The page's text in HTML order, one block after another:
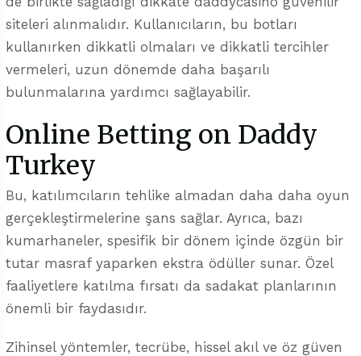
siteleri alınmalıdır. Kullanıcıların, bu botları
kullanırken dikkatli olmaları ve dikkatli tercihler
vermeleri, uzun dönemde daha başarılı
bulunmalarına yardımcı sağlayabilir.
Online Betting on Daddy
Turkey
Bu, katılımcıların tehlike almadan daha daha oyun
gerçekleştirmelerine şans sağlar. Ayrıca, bazı
kumarhaneler, spesifik bir dönem içinde özgün bir
tutar masraf yaparken ekstra ödüller sunar. Özel
faaliyetlere katılma fırsatı da sadakat planlarının
önemli bir faydasıdır.
Zihinsel yöntemler, tecrübe, hissel akıl ve öz güven